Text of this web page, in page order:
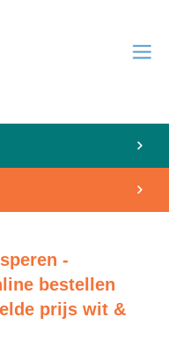
-
bestellen
prijs wit &